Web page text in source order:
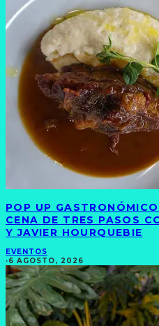
POP UP
CENA DE TRES PASOS
Y JAVIER HOURQUEBIE
EVENTOS
·6 AGOSTO, 2026